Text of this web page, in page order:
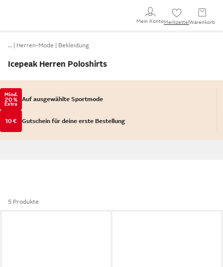
Mein KontoMerkzettel Warenkorb
… Herren-Mode Bekleidung
Icepeak Herren Poloshirts
Mind.
20 %
Extra
Auf ausgewählte Sportmode
10 € Gutschein für deine erste Bestellung
5 Produkte